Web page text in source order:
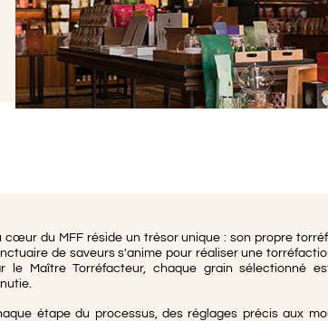
cœur du MFF réside un trésor unique : son propre
de saveurs s'anime pour réaliser une
le Maître Torréfacteur, chaque grain sélectionné
étape du processus, des réglages précis aux